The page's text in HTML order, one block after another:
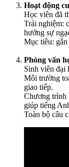
Hoạt động
Học viên đã
Trải nghiệm:
hưởng sự
Mục tiêu:
Phỏng vấn
Sinh viên đại
Môi trường
giao tiếp.
Chương trình
giúp tiếng
Toàn bộ câu